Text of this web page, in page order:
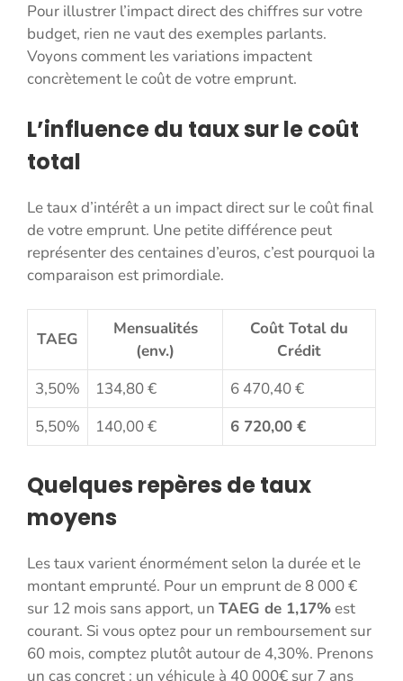
Pour illustrer l’impact direct des chiffres sur votre
budget, rien ne vaut des exemples parlants.
Voyons comment les variations impactent
concrètement le coût de votre emprunt.
L’influence du taux sur le coût
total
Le taux d’intérêt a un impact direct sur le coût final
de votre emprunt. Une petite différence peut
représenter des centaines d’euros, c’est pourquoi la
comparaison est primordiale.
TAEG
Mensualités
(env.)
Coût Total du
Crédit
3,50%
134,80 €
6 470,40 €
5,50%
140,00 € 6 720,00 €
Quelques repères de taux
moyens
Les taux varient énormément selon la durée et le
montant emprunté. Pour un emprunt de 8 000 €
sur 12 mois sans apport, un TAEG de 1,17%est
courant. Si vous optez pour un remboursement sur
60 mois, comptez plutôt autour de 4,30%. Prenons
un cas concret : un véhicule à 40 000€ sur 7 ans